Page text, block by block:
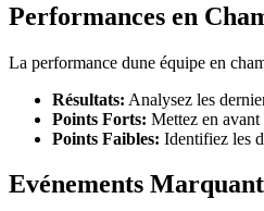
Performances en
La performance dune équipe en
Résultats: Analysez les
Points Forts: Mettez en
Points Faibles: Identifiez les
Evénements